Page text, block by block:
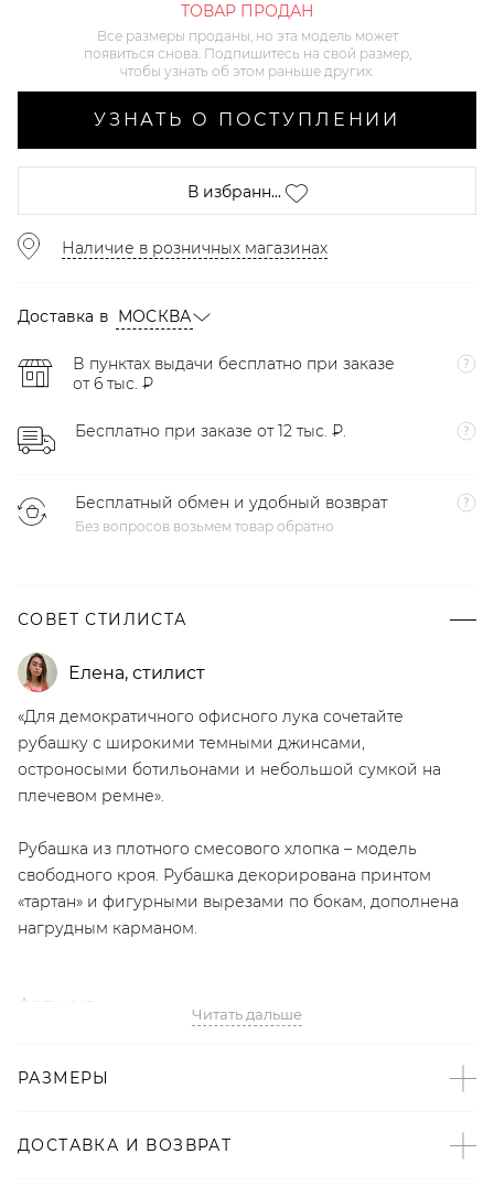
ТОВАР ПРОДАН
Все размеры проданы, но эта модель может
появиться снова. Подпишитесь на свой размер,
чтобы узнать об этом раньше других.
УЗНАТЬ О ПОСТУПЛЕНИИ
В избранн...
Наличие в розничных магазинах
Доставка в МОСКВА
В пунктах выдачи бесплатно при заказе
от 6 тыс. ₽
Бесплатно при заказе от 12 тыс. ₽.
Бесплатный обмен и удобный возврат
Без вопросов возьмем товар обратно
СОВЕТ СТИЛИСТА
Елена, стилист
«Для демократичного офисного лука сочетайте
рубашку с широкими темными джинсами,
остроносыми ботильонами и небольшой сумкой на
плечевом ремне».
Рубашка из плотного смесового хлопка – модель
свободного кроя. Рубашка декорирована принтом
«тартан» и фигурными вырезами по бокам, дополнена
нагрудным карманом.
Артикул
– Произведено по индивидуальному заказу и под
Читать дальше
РАЗМЕРЫ
ДОСТАВКА И ВОЗВРАТ